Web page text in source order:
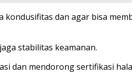
dan agar bisa
stabilitas keamanan.
dan mendorong sertifikasi